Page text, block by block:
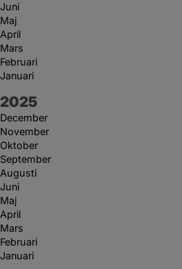
Juni
Maj
April
Mars
Februari
Januari
År:
2025
December
November
Oktober
September
Augusti
Juni
Maj
April
Mars
Februari
Januari